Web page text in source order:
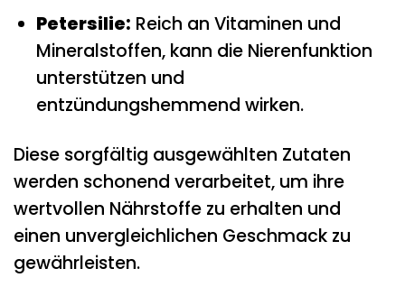
Petersilie: Reich an Vitaminen und
Mineralstoffen, kann die Nierenfunktion
unterstützen und
entzündungshemmend wirken.
Diese sorgfältig ausgewählten Zutaten
werden schonend verarbeitet, um ihre
wertvollen Nährstoffe zu erhalten und
einen unvergleichlichen Geschmack zu
gewährleisten.